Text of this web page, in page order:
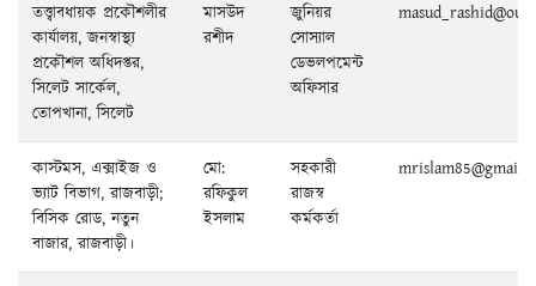
তত্ত্বাবধায়ক প্রকৌশলীর
কার্যালয়, জনস্বাস্থ্য
প্রকৌশল অধিদপ্তর,
সিলেট সার্কেল,
তোপখানা, সিলেট
মাসউদ
রশীদ
জুনিয়র
সোস্যাল
ডেভলপমেন্ট
অফিসার
কাস্টমস, এক্সাইজ ও
ভ্যাট বিভাগ, রাজবাড়ী;
বিসিক রোড, নতুন
বাজার, রাজবাড়ী।
মো:
রফিকুল
ইসলাম
সহকারী
রাজস্ব
কর্মকর্তা